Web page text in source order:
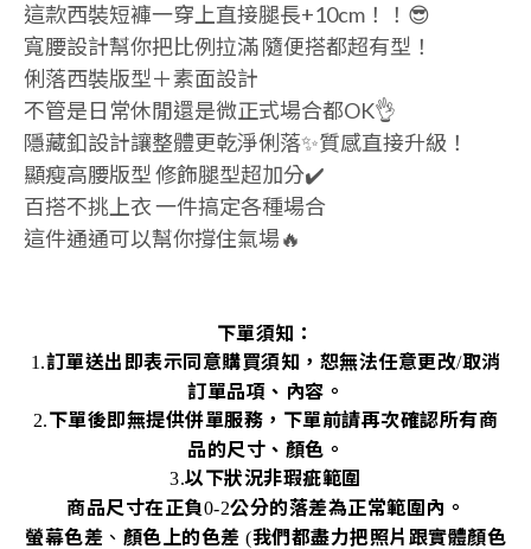
這款西裝短褲一穿上直接腿長+10cm！！😎
寬腰設計幫你把比例拉滿 隨便搭都超有型！
俐落西裝版型＋素面設計
不管是日常休閒還是微正式場合都OK👌
隱藏釦設計讓整體更乾淨俐落✨質感直接升級！
顯瘦高腰版型 修飾腿型超加分✔️
百搭不挑上衣 一件搞定各種場合
這件通通可以幫你撐住氣場🔥
下單須知：
1.訂單送出即表示同意購買須知，恕無法任意更改/取消
訂單品項、內容。
2.下單後即無提供併單服務，下單前請再次確認所有商
品的尺寸、顏色。
3.以下狀況非瑕疵範圍
商品尺寸在正負0-2公分的落差為正常範圍內。
螢幕色差 、 顏色上的色差 (我們都盡力把照片跟實體顏色